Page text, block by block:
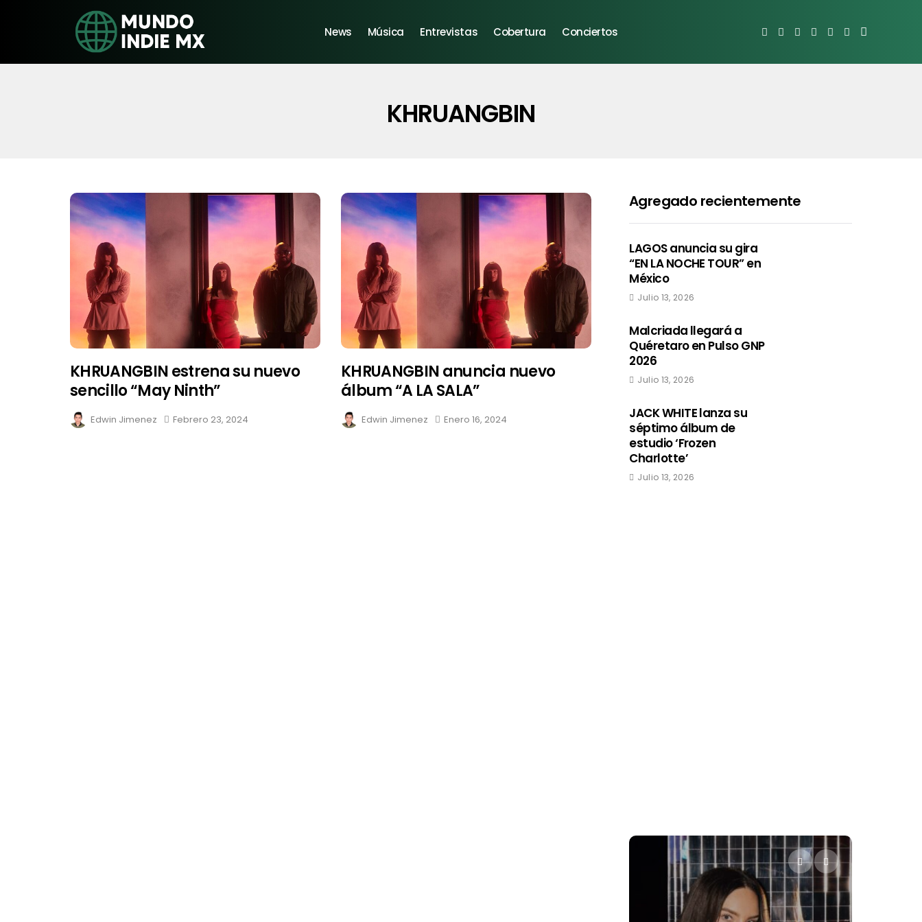
News Música Entrevistas Cobertura Conciertos
KHRUANGBIN
KHRUANGBIN estrena su nuevo
sencillo “May Ninth”
Edwin Jimenez Febrero 23, 2024
KHRUANGBIN anuncia nuevo
álbum “A LA SALA”
Edwin Jimenez Enero 16, 2024
Agregado recientemente
LAGOS anuncia su gira
“EN LA NOCHE TOUR” en
México
Julio 13, 2026
Malcriada llegará a
Quéretaro en Pulso GNP
2026
Julio 13, 2026
JACK WHITE lanza su
séptimo álbum de
estudio ‘Frozen
Charlotte’
Julio 13, 2026